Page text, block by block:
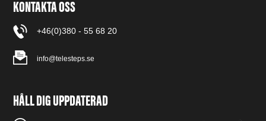
KONTAKTA OSS
+46(0)380 - 55 68 20
info@telesteps.se
HÅLL DIG UPPDATERAD